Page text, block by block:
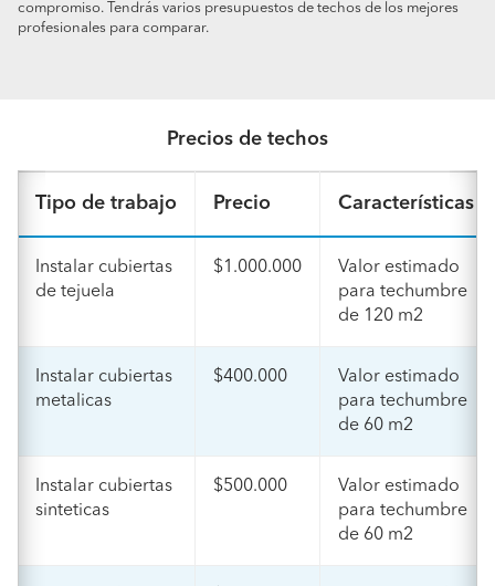
compromiso. Tendrás varios presupuestos de techos de los mejores
profesionales para comparar.
Precios de techos
Tipo de trabajo Precio Características
Instalar cubiertas
de tejuela
$1.000.000
Valor estimado
para techumbre
de 120 m2
Instalar cubiertas
metalicas
$400.000
Valor estimado
para techumbre
de 60 m2
Instalar cubiertas
sinteticas
$500.000
Valor estimado
para techumbre
de 60 m2